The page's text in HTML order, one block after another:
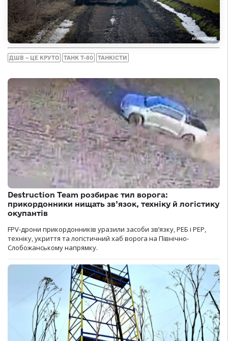
ДШВ – ЦЕ КРУТО ТАНК Т-80 ТАНКІСТИ
Destruction Team розбирає тил ворога:
прикордонники нищать зв’язок, техніку й логістику
окупантів
FPV-дрони прикордонників уразили засоби зв’язку, РЕБ і РЕР,
техніку, укриття та логістичний хаб ворога на Північно-
Слобожанському напрямку.